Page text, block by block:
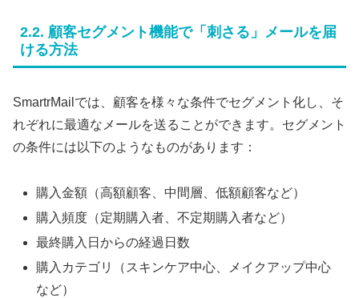
2.2. 顧客セグメント機能で「刺さる」メールを届
ける方法
SmartrMailでは、顧客を様々な条件でセグメント化し、そ
れぞれに最適なメールを送ることができます。セグメント
の条件には以下のようなものがあります：
購入金額（高額顧客、中間層、低額顧客など）
購入頻度（定期購入者、不定期購入者など）
最終購入日からの経過日数
購入カテゴリ（スキンケア中心、メイクアップ中心
など）